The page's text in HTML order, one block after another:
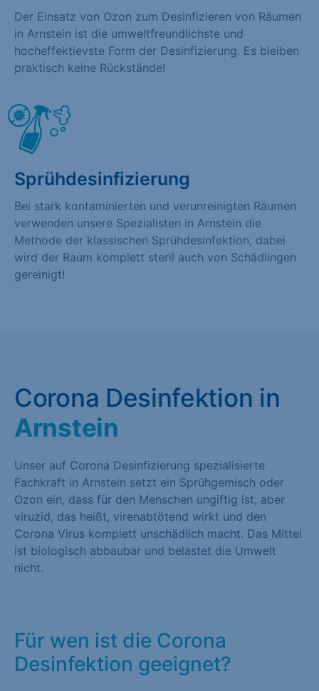
Der Einsatz von Ozon zum Desinfizieren von Räumen
in Arnstein ist die umweltfreundlichste und
hocheffektievste Form der Desinfizierung. Es bleiben
praktisch keine Rückstände!
Sprühdesinfizierung
Bei stark kontaminierten und verunreinigten Räumen
verwenden unsere Spezialisten in Arnstein die
Methode der klassischen Sprühdesinfektion, dabei
wird der Raum komplett steril auch von Schädlingen
gereinigt!
Corona Desinfektion in
Arnstein
Unser auf Corona Desinfizierung spezialisierte
Fachkraft in Arnstein setzt ein Sprühgemisch oder
Ozon ein, dass für den Menschen ungiftig ist, aber
viruzid, das heißt, virenabtötend wirkt und den
Corona Virus komplett unschädlich macht. Das Mittel
ist biologisch abbaubar und belastet die Umwelt
nicht.
Für wen ist die Corona
Desinfektion geeignet?